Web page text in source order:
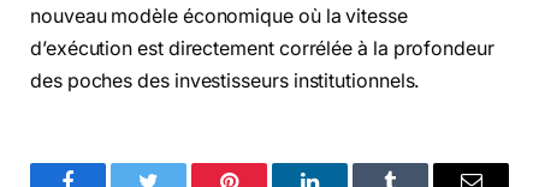
nouveau modèle économique où la vitesse
d’exécution est directement corrélée à la profondeur
des poches des investisseurs institutionnels.